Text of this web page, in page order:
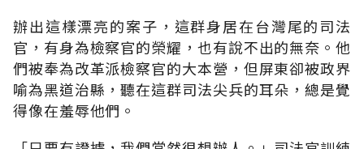
辦出這樣漂亮的案子，這群身居在台灣尾的司法
官，有身為檢察官的榮耀，也有說不出的無奈。他
們被奉為改革派檢察官的大本營，但屏東卻被政界
喻為黑道治縣，聽在這群司法尖兵的耳朵，總是覺
得像在羞辱他們。